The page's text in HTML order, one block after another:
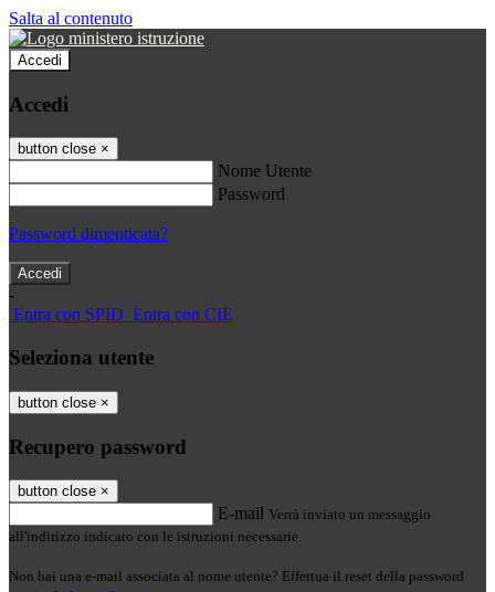
Salta al contenuto
Accedi
Accedi
button close ×
Nome Utente
Password
Password dimenticata?
-
Entra con SPID Entra con CIE
Seleziona utente
button close ×
Recupero password
button close ×
E-mail Verrà inviato un messaggio
all'indirizzo indicato con le istruzioni necessarie.
Non hai una e-mail associata al nome utente? Effettua il reset della password